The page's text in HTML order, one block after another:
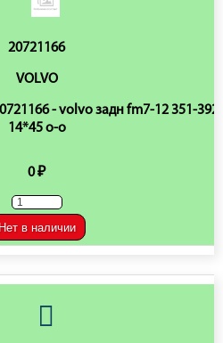
20721166
VOLVO
- volvo задн fm7-12 351-392
14*45 o-o
0 ₽
Нет в наличии